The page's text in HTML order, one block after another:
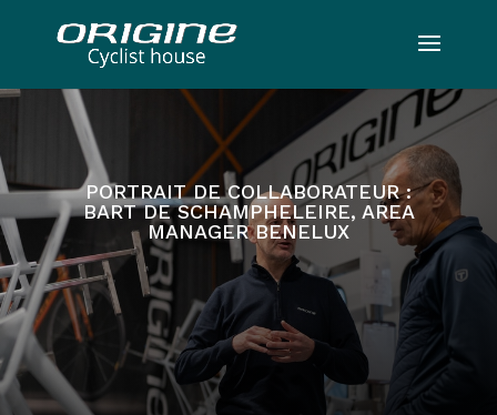
PORTRAIT DE COLLABORATEUR :
BART DE SCHAMPHELEIRE, AREA
MANAGER BENELUX